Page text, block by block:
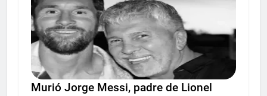
Murió Jorge Messi, padre de Lionel